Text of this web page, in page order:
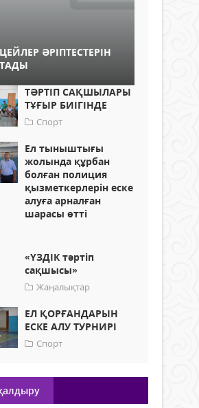
ӘРІПТЕСТЕРІН
ТӘРТІП САҚШЫЛАРЫ
ТҰҒЫР БИІГІНДЕ
Спорт
Ел тыныштығы
жолында құрбан
болған полиция
қызметкерлерін еске
алуға арналған
шарасы өтті
«ҮЗДІК тәртіп
сақшысы»
Жаңалықтар
ЕЛ ҚОРҒАНДАРЫН
ЕСКЕ АЛУ ТУРНИРІ
Спорт